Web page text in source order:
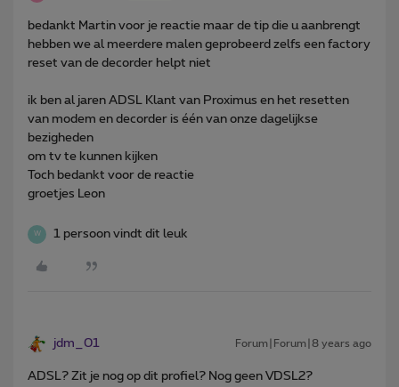
bedankt Martin voor je reactie maar de tip die u aanbrengt
hebben we al meerdere malen geprobeerd zelfs een factory
reset van de decorder helpt niet
ik ben al jaren ADSL Klant van Proximus en het resetten
van modem en decorder is één van onze dagelijkse
bezigheden
om tv te kunnen kijken
Toch bedankt voor de reactie
groetjes Leon
W 1 persoon vindt dit leuk
jdm_01 Forum|Forum|8 years ago
ADSL? Zit je nog op dit profiel? Nog geen VDSL2?